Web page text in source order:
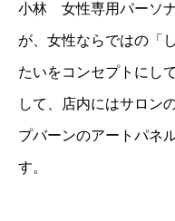
小林 女性専用パーソ
が、女性ならではの「
たいをコンセプトにし
して、店内にはサロン
プバーンのアートパネ
す。